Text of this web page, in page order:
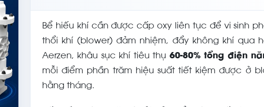
Bể hiếu khí cần được cấp oxy liên tục để vi sinh
thổi khí (blower) đảm nhiệm, đẩy không khí qua
Aerzen, khâu sục khí tiêu thụ 60-80% tổng điện
mỗi điểm phần trăm hiệu suất tiết kiệm được ở
hằng tháng.